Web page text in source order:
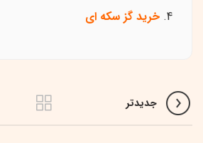
خرید گز سکه ای
جدیدتر